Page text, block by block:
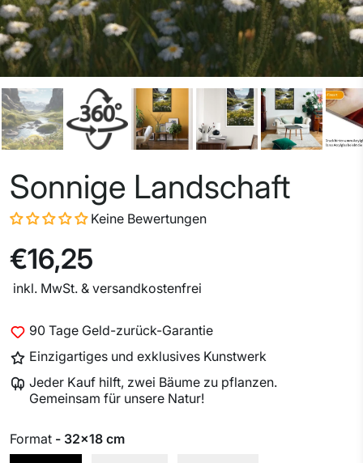
Sonnige Landschaft
Keine Bewertungen
€16,25
inkl. MwSt. & versandkostenfrei
90 Tage Geld-zurück-Garantie
Einzigartiges und exklusives Kunstwerk
Jeder Kauf hilft, zwei Bäume zu pflanzen.
Gemeinsam für unsere Natur!
Format - 32x18 cm